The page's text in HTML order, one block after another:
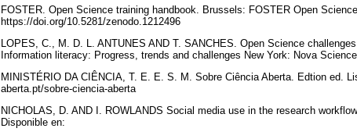
FOSTER. Open Science training handbook. Brussels: FOSTER Open
https://doi.org/10.5281/zenodo.1212496
LOPES, C., M. D. L. ANTUNES AND T. SANCHES. Open Science
Information literacy: Progress, trends and challenges New York: Nova
MINISTÉRIO DA CIÊNCIA, T. E. E. S. M. Sobre Ciência Aberta. Edtion ed.
aberta.pt/sobre-ciencia-aberta
NICHOLAS, D. AND I. ROWLANDS Social media use in the research
Disponible en: